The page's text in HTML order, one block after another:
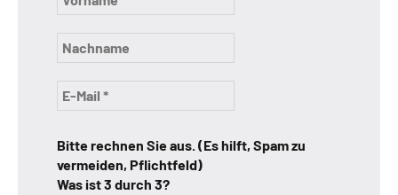
Bitte rechnen Sie aus. (Es hilft, Spam zu
vermeiden, Pflichtfeld)
Was ist 3 durch 3?